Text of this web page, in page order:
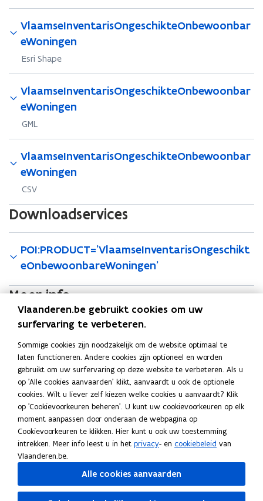
VlaamseInventarisOngeschikteOnbewoonbar
eWoningen
Esri Shape
VlaamseInventarisOngeschikteOnbewoonbar
eWoningen
GML
VlaamseInventarisOngeschikteOnbewoonbar
eWoningen
CSV
Downloadservices
POI:PRODUCT='VlaamseInventarisOngeschikt
eOnbewoonbareWoningen'
Meer info
B
e
i
j
k
a
l
l
e
m
e
t
d
a
o
p
n
t
i
n
n
i
e
u
w
v
n
s
Bekijk alle metadata
B
e
i
j
k
a
l
l
e
m
e
t
d
a
Trefwoorden
Contact
Vragen over deze dataset
Website
Helpdesk Digitaal Vlaanderen
o
p
n
t
digitaal.vlaanderen@vlaanderen.be
Vlaanderen.be gebruikt cookies om uw
surfervaring te verbeteren.
Sommige cookies zijn noodzakelijk om de website optimaal te
laten functioneren. Andere cookies zijn optioneel en worden
gebruikt om uw surfervaring op deze website te verbeteren. Als u
op 'Alle cookies aanvaarden' klikt, aanvaardt u ook de optionele
cookies. Wilt u liever zelf kiezen welke cookies u aanvaardt? Klik
op 'Cookievoorkeuren beheren'. U kunt uw cookievoorkeuren op elk
moment aanpassen door onderaan de webpagina op
Cookievoorkeuren te klikken. Hier kunt u ook uw toestemming
intrekken. Meer info leest u in het privacy- en cookiebeleid van
Vlaanderen.be.
Alle cookies aanvaarden